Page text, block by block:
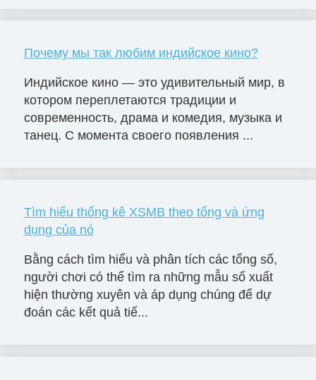
Почему мы так любим индийское кино?
Индийское кино — это удивительный мир, в
котором переплетаются традиции и
современность, драма и комедия, музыка и
танец. С момента своего появления ...
Tìm hiểu thống kê XSMB theo tổng và ứng
dụng của nó
Bằng cách tìm hiểu và phân tích các tổng số,
người chơi có thể tìm ra những mẫu số xuất
hiện thường xuyên và áp dụng chúng để dự
đoán các kết quả tiế...